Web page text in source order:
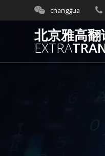
to
changgua
北京雅高翻
EXTRA